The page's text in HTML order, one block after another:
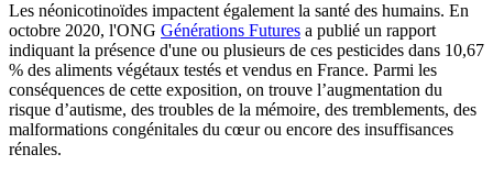
Les néonicotinoïdes impactent également la santé des humains. En
octobre 2020, l'ONG Générations Futures a publié un rapport
indiquant la présence d'une ou plusieurs de ces pesticides dans 10,67
% des aliments végétaux testés et vendus en France. Parmi les
conséquences de cette exposition, on trouve l’augmentation du
risque d’autisme, des troubles de la mémoire, des tremblements, des
malformations congénitales du cœur ou encore des insuffisances
rénales.